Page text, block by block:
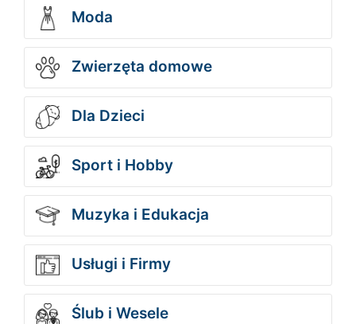
Moda
Zwierzęta domowe
Dla Dzieci
Sport i Hobby
Muzyka i Edukacja
Usługi i Firmy
Ślub i Wesele